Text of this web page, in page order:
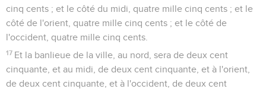
cinq cents ; et le côté du midi, quatre mille cinq cents ; et le
côté de l'orient, quatre mille cinq cents ; et le côté de
l'occident, quatre mille cinq cents.
17 Et la banlieue de la ville, au nord, sera de deux cent
cinquante, et au midi, de deux cent cinquante, et à l'orient,
de deux cent cinquante, et à l'occident, de deux cent